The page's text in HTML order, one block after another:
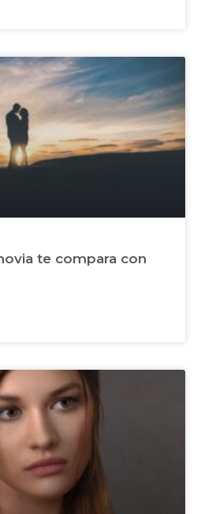
te compara con